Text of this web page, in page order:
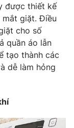
được thiết kế
giặt. Điều
cho số
quần áo lẫn
tạo thành các
dễ làm hỏng